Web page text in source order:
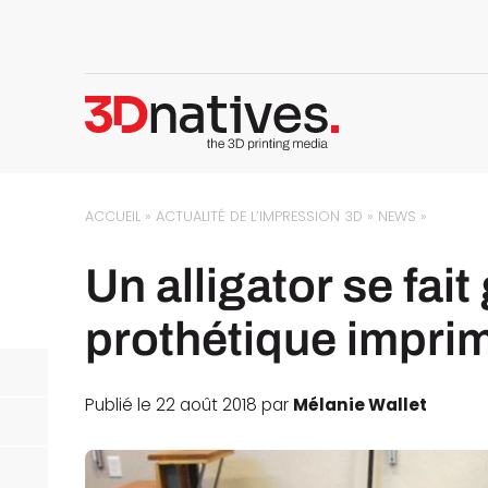
ACCUEIL »ACTUALITÉ DE L’IMPRESSION 3D » NEWS »
Un alligator se fait
prothétique
Publié le 22 août 2018 par Mélanie Wallet